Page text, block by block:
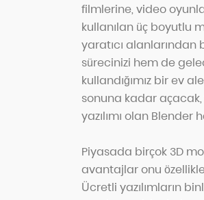
filmlerine, video
kullanılan üç boyutlu
yaratıcı
sürecinizi hem de
kullandığımız bir ev
sonuna kadar açacak,
yazılımı olan Blender
Piyasada birçok 3D
avantajlar onu
Ücretli yazılımların